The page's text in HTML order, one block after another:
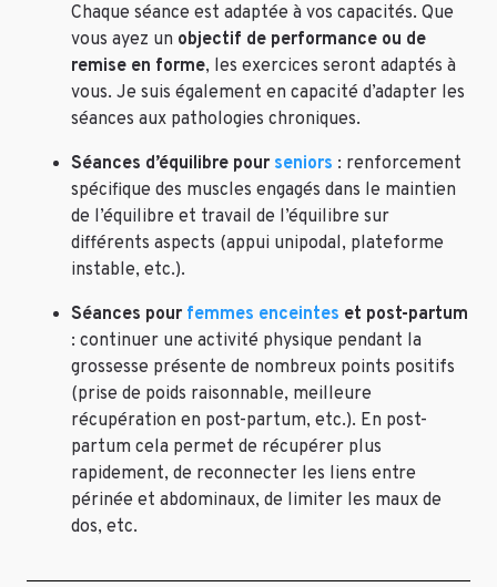
Chaque séance est adaptée à vos capacités. Que
vous ayez un objectif de performance ou de
remise en forme, les exercices seront adaptés à
vous. Je suis également en capacité d’adapter les
séances aux pathologies chroniques.
Séances d’équilibre pour seniors : renforcement
spécifique des muscles engagés dans le maintien
de l’équilibre et travail de l’équilibre sur
différents aspects (appui unipodal, plateforme
instable, etc.).
Séances pour femmes enceintes et post-partum
: continuer une activité physique pendant la
grossesse présente de nombreux points positifs
(prise de poids raisonnable, meilleure
récupération en post-partum, etc.). En post-
partum cela permet de récupérer plus
rapidement, de reconnecter les liens entre
périnée et abdominaux, de limiter les maux de
dos, etc.